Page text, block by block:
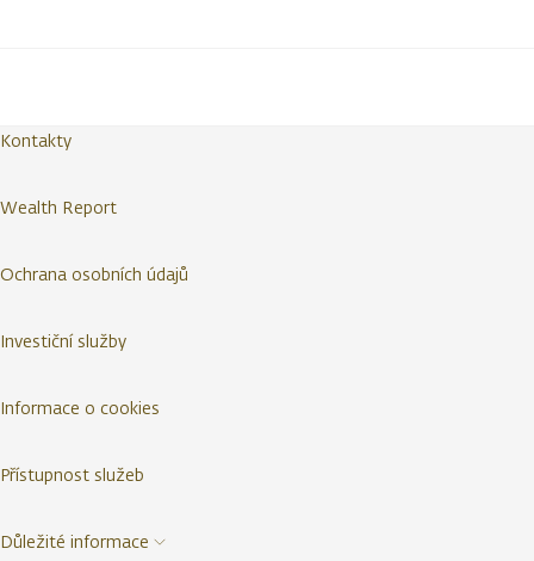
Kontakty
Wealth Report
Ochrana osobních údajů
Investiční služby
Informace o cookies
Přístupnost služeb
Důležité informace